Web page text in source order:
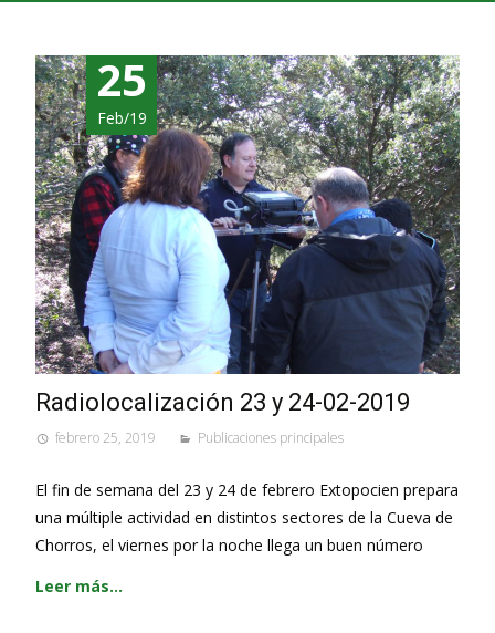
25
Feb/19
Radiolocalización 23 y 24-02-2019
febrero 25, 2019 Publicaciones principales
El fin de semana del 23 y 24 de febrero Extopocien prepara
una múltiple actividad en distintos sectores de la Cueva de
Chorros, el viernes por la noche llega un buen número
Leer más…